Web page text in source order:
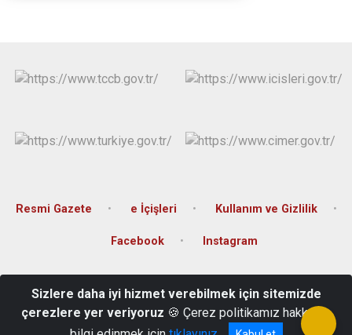
Resmi Gazete e İçişleri Kullanım ve Gizlilik
Facebook Instagram
Merkez Karabük
03704151722 Fax: 03704126128
Sizlere daha iyi hizmet verebilmek için sitemizde
çerezlere yer veriyoruz 🍪 Çerez politikamız hakkında